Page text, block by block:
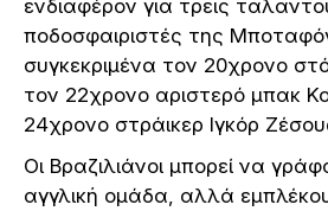
ενδιαφέρον για τρεις
ποδοσφαιριστές της
συγκεκριμένα τον 20χρονο
τον 22χρονο αριστερό μπακ
24χρονο στράικερ Ιγκόρ
Οι Βραζιλιάνοι μπορεί να
αγγλική ομάδα, αλλά